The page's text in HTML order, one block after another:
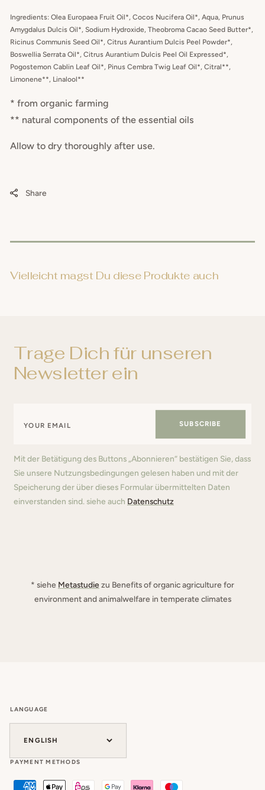
Ingredients: Olea Europaea Fruit Oil*, Cocos Nucifera Oil*, Aqua, Prunus
Amygdalus Dulcis Oil*, Sodium Hydroxide, Theobroma Cacao Seed Butter*,
Ricinus Communis Seed Oil*, Citrus Aurantium Dulcis Peel Powder*,
Boswellia Serrata Oil*, Citrus Aurantium Dulcis Peel Oil Expressed*,
Pogostemon Cablin Leaf Oil*, Pinus Cembra Twig Leaf Oil*, Citral**,
Limonene**, Linalool**
* from organic farming
** natural components of the essential oils
Allow to dry thoroughly after use.
Share
Vielleicht magst Du diese Produkte auch
Trage Dich für unseren
Newsletter ein
SUBSCRIBE
Mit der Betätigung des Buttons „Abonnieren“ bestätigen Sie, dass
Sie unsere Nutzungsbedingungen gelesen haben und mit der
Speicherung der über dieses Formular übermittelten Daten
einverstanden sind. siehe auch Datenschutz
* siehe Metastudie zu Benefits of organic agriculture for
environment and animalwelfare in temperate climates
LANGUAGE
ENGLISH
PAYMENT METHODS